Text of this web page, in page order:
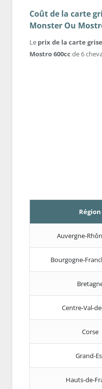
Coût de la carte
Monster Ou
Le prix de la carte
Mostro 600cc de 6
Région
Auvergne-
Bourgogne-
Centre-Val-
Corse
Grand-
Hauts-de-